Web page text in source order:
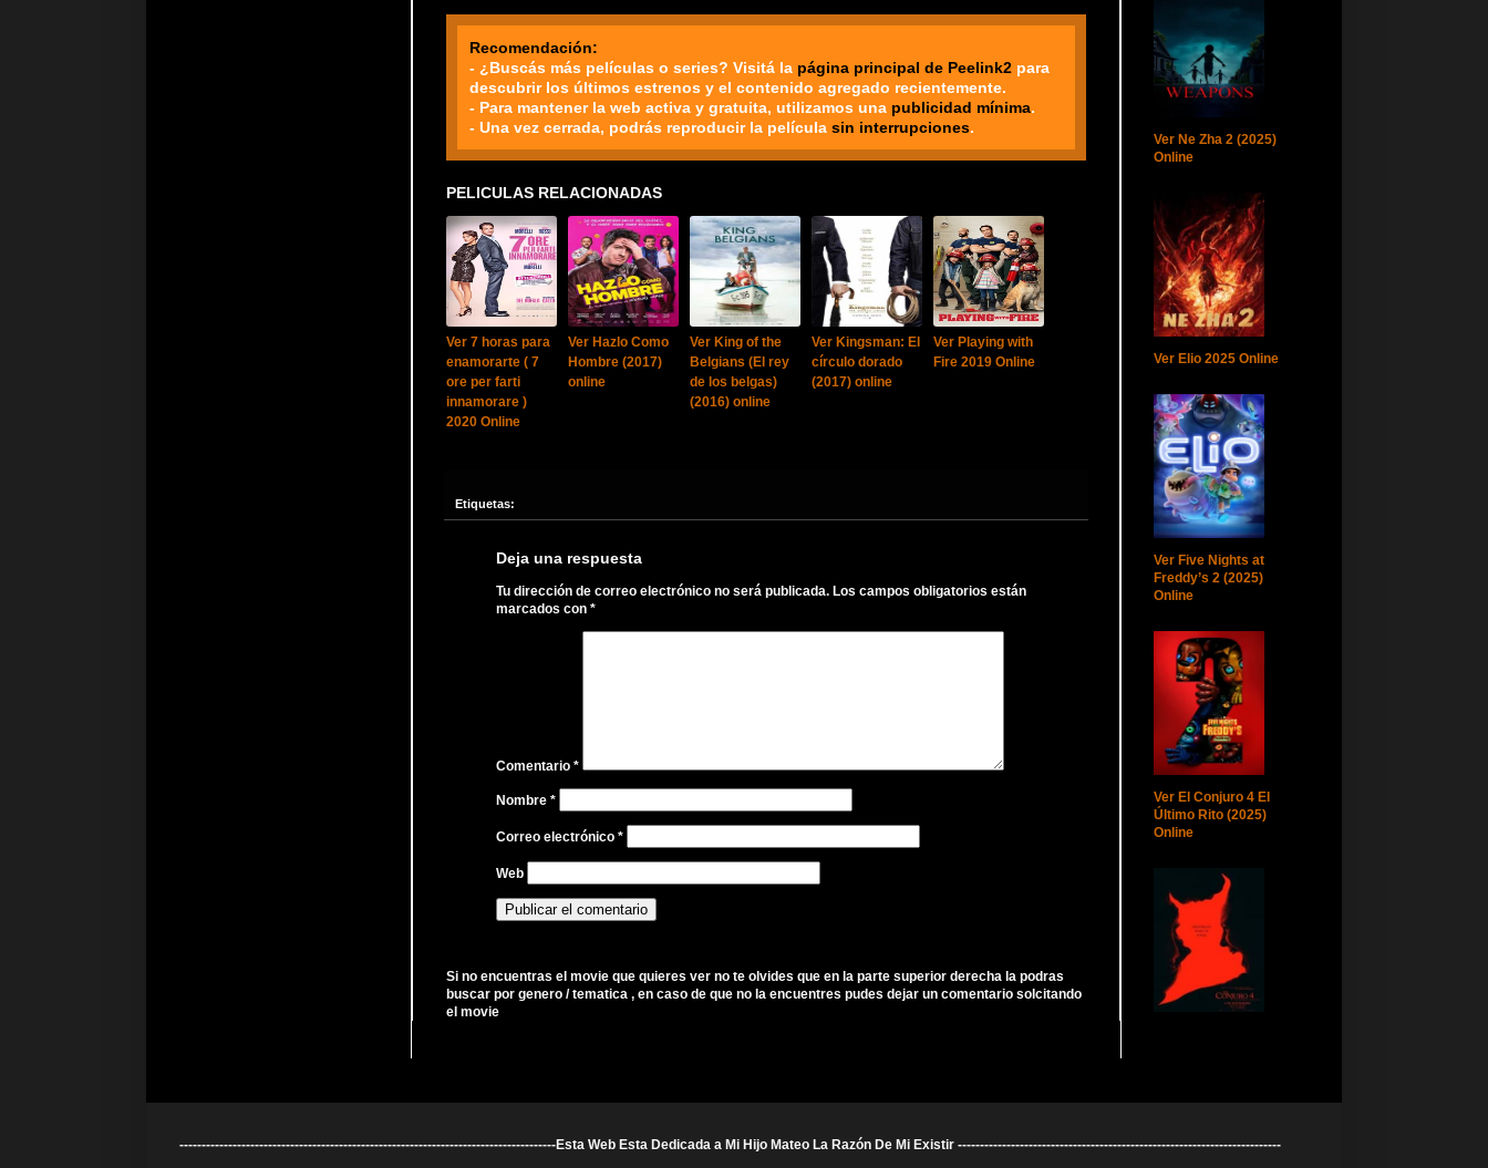
Recomendación:
- ¿Buscás más películas o series? Visitá la página principal de Peelink2 para
descubrir los últimos estrenos y el contenido agregado recientemente.
- Para mantener la web activa y gratuita, utilizamos una publicidad mínima.
- Una vez cerrada, podrás reproducir la película sin interrupciones.
PELICULAS RELACIONADAS
Ver 7 horas para
enamorarte ( 7
ore per farti
innamorare )
2020 Online
Ver Hazlo Como
Hombre (2017)
online
Ver King of the
Belgians (El rey
de los belgas)
(2016) online
Ver Kingsman: El
círculo dorado
(2017) online
Ver Playing with
Fire 2019 Online
Etiquetas:
Deja una respuesta
Tu dirección de correo electrónico no será publicada. Los campos obligatorios están
marcados con *
Comentario *
Nombre *
Correo electrónico *
Web
Si no encuentras el movie que quieres ver no te olvides que en la parte superior derecha la podras
buscar por genero / tematica , en caso de que no la encuentres pudes dejar un comentario solcitando
el movie
Ver Ne Zha 2 (2025)
Online
Ver Elio 2025 Online
Ver Five Nights at
Freddy’s 2 (2025)
Online
Ver El Conjuro 4 El
Último Rito (2025)
Online
-------------------------------------------------------------------------------------Esta Web Esta Dedicada a Mi Hijo Mateo La Razón De Mi Existir -------------------------------------------------------------------------